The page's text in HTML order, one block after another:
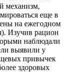
механизм,
еще в
на ежегодном
Изучив рацион
наблюдали
выявили у
привычек
здоровых